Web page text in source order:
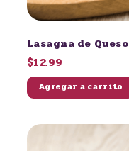
Lasagna de Queso
$12.99
Agregar a carrito